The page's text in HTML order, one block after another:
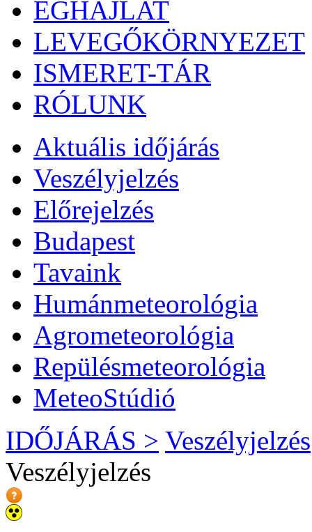
ÉGHAJLAT
LEVEGŐKÖRNYEZET
ISMERET-TÁR
RÓLUNK
Aktuális időjárás
Veszélyjelzés
Előrejelzés
Budapest
Tavaink
Humánmeteorológia
Agrometeorológia
Repülésmeteorológia
MeteoStúdió
IDŐJÁRÁS > Veszélyjelzés
Veszélyjelzés